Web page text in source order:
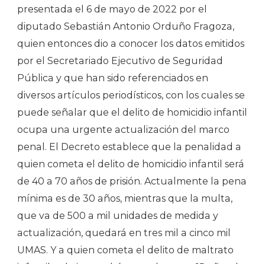
presentada el 6 de mayo de 2022 por el
diputado Sebastián Antonio Orduño Fragoza,
quien entonces dio a conocer los datos emitidos
por el Secretariado Ejecutivo de Seguridad
Pública y que han sido referenciados en
diversos artículos periodísticos, con los cuales se
puede señalar que el delito de homicidio infantil
ocupa una urgente actualización del marco
penal. El Decreto establece que la penalidad a
quien cometa el delito de homicidio infantil será
de 40 a 70 años de prisión. Actualmente la pena
mínima es de 30 años, mientras que la multa,
que va de 500 a mil unidades de medida y
actualización, quedará en tres mil a cinco mil
UMAS. Y a quien cometa el delito de maltrato